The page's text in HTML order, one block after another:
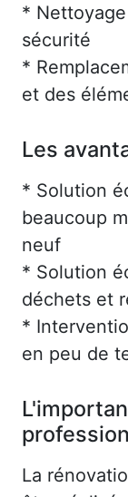
*
sécurité
*
et des
Les
* Solution
beaucoup
neuf
* Solution
déchets et
*
en peu de
La